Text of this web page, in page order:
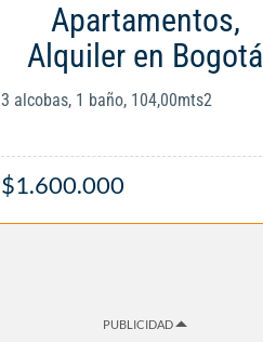
Apartamentos,
Alquiler en Bogotá
3 alcobas, 1 baño, 104,00mts2
$1.600.000
PUBLICIDAD